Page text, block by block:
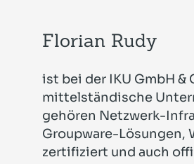
Florian Rudy
ist bei der IKU GmbH
mittelständische
gehören Netzwerk-
Groupware-Lösungen,
zertifiziert und auch